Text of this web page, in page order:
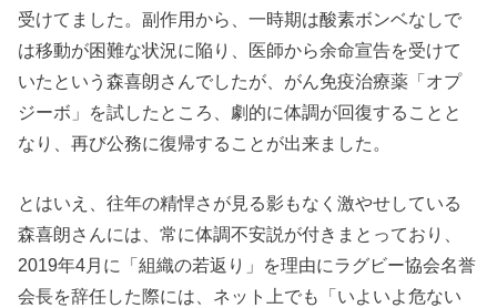
受けてました。副作用から、一時期は酸素ボンベなしで
は移動が困難な状況に陥り、医師から余命宣告を受けて
いたという森喜朗さんでしたが、がん免疫治療薬「オプ
ジーボ」を試したところ、劇的に体調が回復することと
なり、再び公務に復帰することが出来ました。
とはいえ、往年の精悍さが見る影もなく激やせしている
森喜朗さんには、常に体調不安説が付きまとっており、
2019年4月に「組織の若返り」を理由にラグビー協会名誉
会長を辞任した際には、ネット上でも「いよいよ危ない